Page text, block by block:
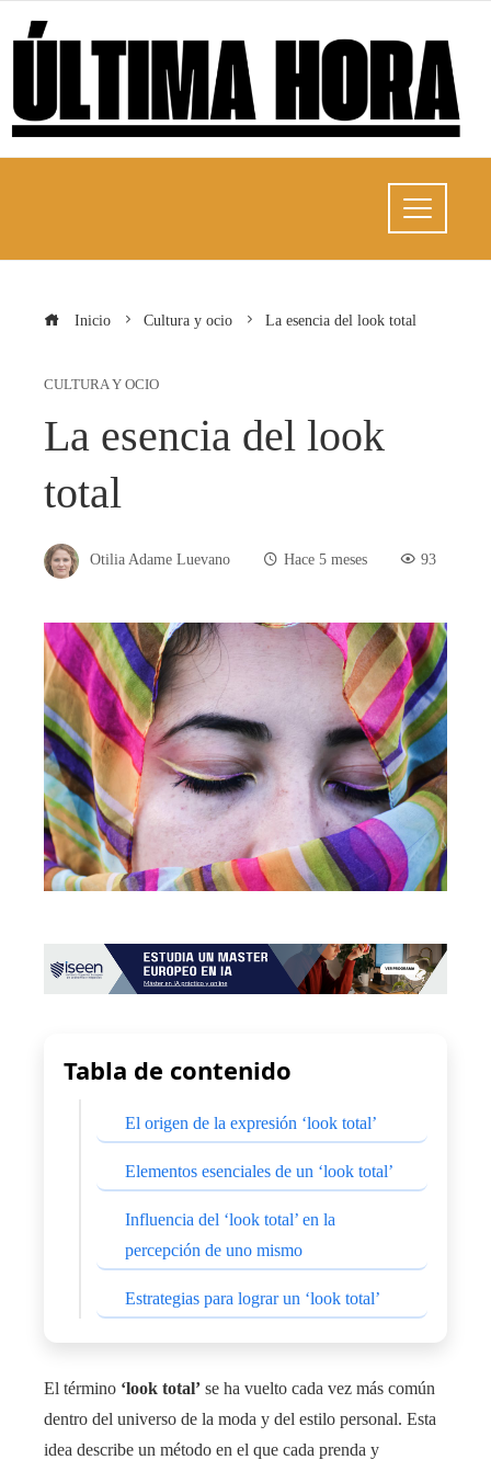
Inicio Cultura y ocio La esencia del look total
CULTURA Y OCIO
La esencia del look
total
Otilia Adame Luevano Hace 5 meses 93
Tabla de contenido
El origen de la expresión ‘look total’
Elementos esenciales de un ‘look total’
Influencia del ‘look total’ en la
percepción de uno mismo
Estrategias para lograr un ‘look total’
El término ‘look total’ se ha vuelto cada vez más común
dentro del universo de la moda y del estilo personal. Esta
idea describe un método en el que cada prenda y